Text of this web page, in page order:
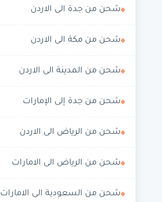
شحن من جدة الى الاردن
شحن من مكة الى الاردن
شحن من المدينة الى الاردن
شحن من جدة إلى الإمارات
شحن من الرياض الى الاردن
شحن من الرياض الى الامارات
شحن من السعودية الى الامارات